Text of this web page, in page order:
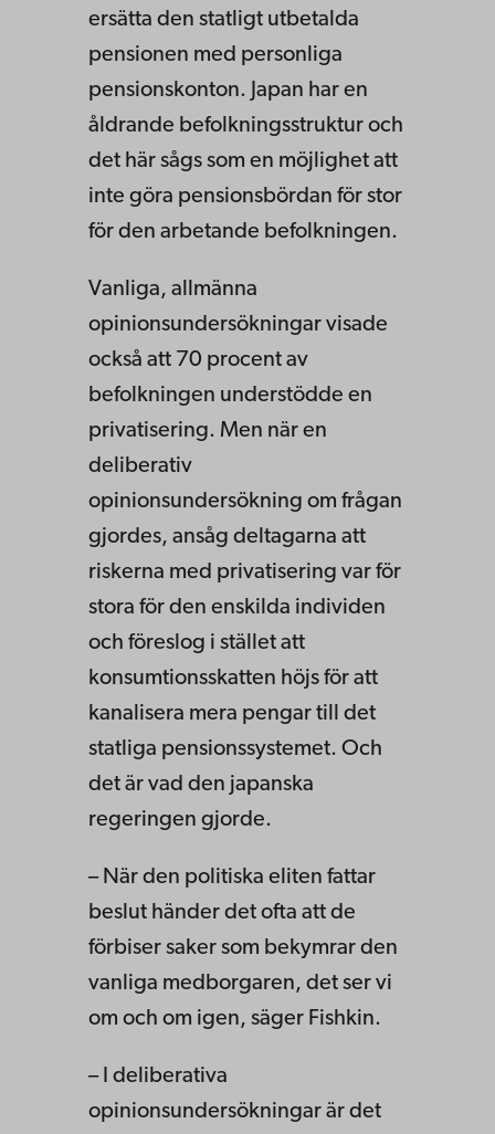
ersätta den statligt utbetalda
pensionen med personliga
pensionskonton. Japan har en
åldrande befolkningsstruktur och
det här sågs som en möjlighet att
inte göra pensionsbördan för stor
för den arbetande befolkningen.
Vanliga, allmänna
opinionsundersökningar visade
också att 70 procent av
befolkningen understödde en
privatisering. Men när en
deliberativ
opinionsundersökning om frågan
gjordes, ansåg deltagarna att
riskerna med privatisering var för
stora för den enskilda individen
och föreslog i stället att
konsumtionsskatten höjs för att
kanalisera mera pengar till det
statliga pensionssystemet. Och
det är vad den japanska
regeringen gjorde.
– När den politiska eliten fattar
beslut händer det ofta att de
förbiser saker som bekymrar den
vanliga medborgaren, det ser vi
om och om igen, säger Fishkin.
– I deliberativa
opinionsundersökningar är det